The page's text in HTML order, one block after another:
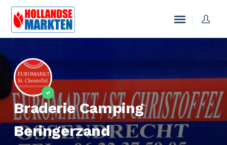
Braderie Camping
Beringerzand